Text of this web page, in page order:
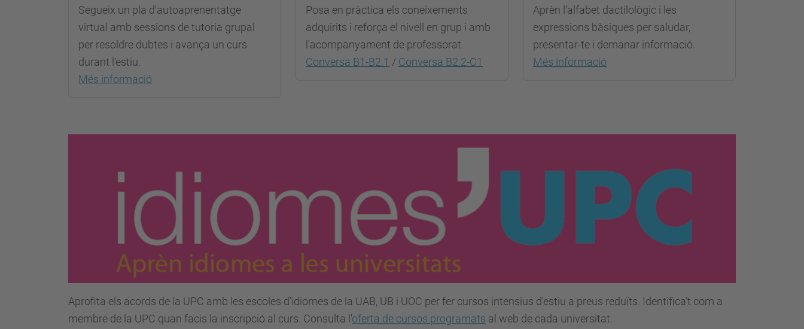
Segueix un pla d'autoaprenentatge
virtual amb sessions de tutoria grupal
per resoldre dubtes i avança un curs
durant l'estiu.
Més informació
Posa en pràctica els coneixements
adquirits i reforça el nivell en grup i amb
l'acompanyament de professorat.
Conversa B1-B2.1 / Conversa B2.2-C1
Aprèn l’alfabet dactilològic i les
expressions bàsiques per saludar,
presentar-te i demanar informació.
Més informació
Aprofita els acords de la UPC amb les escoles d'idiomes de la UAB, UB i UOC per fer cursos intensius d'estiu a preus reduïts. Identifica’t com a
membre de la UPC quan facis la inscripció al curs. Consulta l'oferta de cursos programats al web de cada universitat.